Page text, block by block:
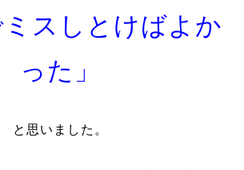
ミスしとけばよか
った」
と思いました。